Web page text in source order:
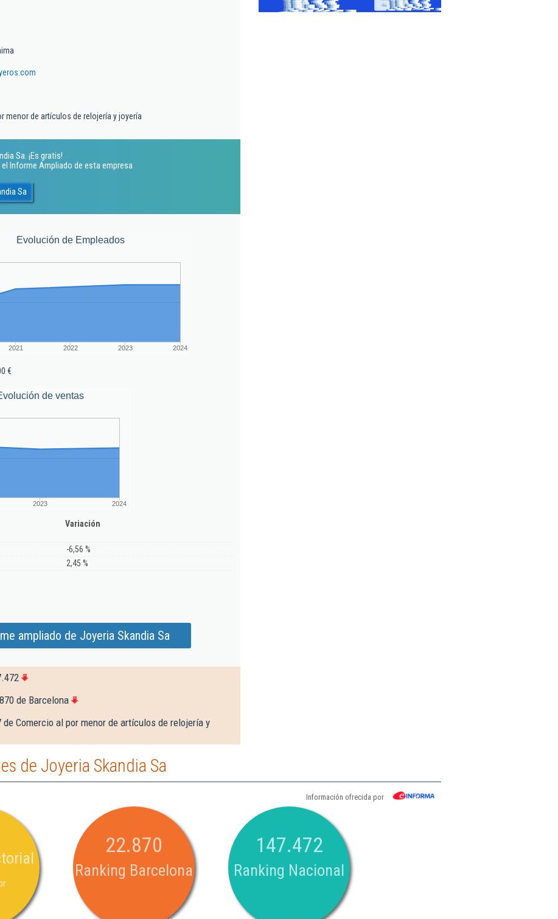
menor de artículos de relojería y joyería
Sa. ¡Es gratis!
Informe Ampliado de esta empresa
Sa
Evolución de Empleados
2021 2022 2023 2024
€
de ventas
2023 2024
Variación
-6,56 %
2,45 %
ampliado de Joyeria Skandia Sa
de Barcelona
de Comercio al por menor de artículos de relojería y
de Joyeria Skandia Sa
Información ofrecida por
22.870
Ranking Barcelona
147.472
Ranking Nacional